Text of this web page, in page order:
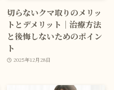
切らないクマ取りのメリッ
トとデメリット｜治療方法
と後悔しないためのポイン
ト
2025年12月28日